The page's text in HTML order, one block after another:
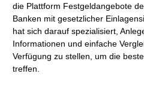
die Plattform Festgeldangebote
Banken mit gesetzlicher
hat sich darauf spezialisiert,
Informationen und einfache
Verfügung zu stellen, um die
treffen.